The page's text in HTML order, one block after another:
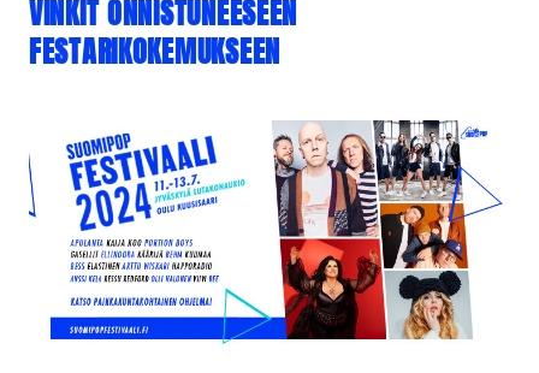
VINKIT ONNISTUNEESEEN
FESTARIKOKEMUKSEEN